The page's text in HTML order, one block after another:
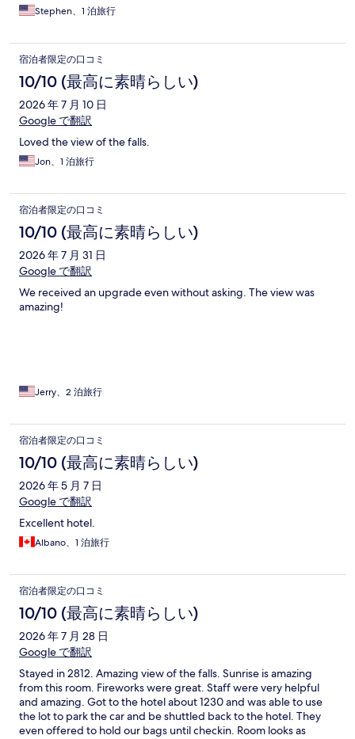
Stephen、1 泊旅行
宿泊者限定の口コミ
10/10 (最高に素晴らしい)
2026 年 7 月 10 日
Google で翻訳
Loved the view of the falls.
Jon、1 泊旅行
宿泊者限定の口コミ
10/10 (最高に素晴らしい)
2026 年 7 月 31 日
Google で翻訳
We received an upgrade even without asking. The view was
amazing!
Jerry、2 泊旅行
宿泊者限定の口コミ
10/10 (最高に素晴らしい)
2026 年 5 月 7 日
Google で翻訳
Excellent hotel.
Albano、1 泊旅行
宿泊者限定の口コミ
10/10 (最高に素晴らしい)
2026 年 7 月 28 日
Google で翻訳
Stayed in 2812. Amazing view of the falls. Sunrise is amazing
from this room. Fireworks were great. Staff were very helpful
and amazing. Got to the hotel about 1230 and was able to use
the lot to park the car and be shuttled back to the hotel. They
even offered to hold our bags until checkin. Room looks as